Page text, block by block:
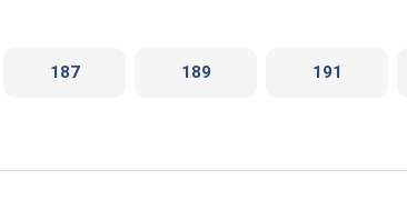
187 189 191